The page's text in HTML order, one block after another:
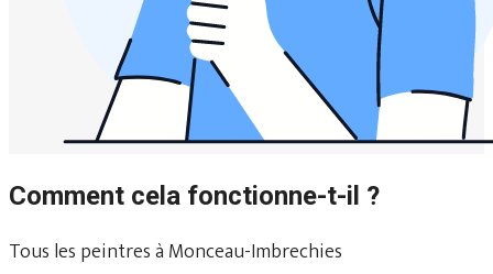
Comment cela fonctionne-t-il ?
Tous les peintres à Monceau-Imbrechies